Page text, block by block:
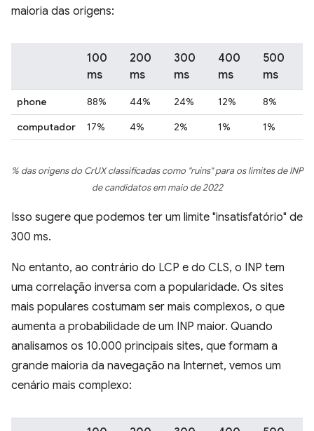
maioria das origens:
100
ms
200
ms
300
ms
400
ms
500
ms
phone 88% 44% 24% 12%
8%
computador
17% 4% 2% 1% 1%
% das origens do CrUX classificadas como "ruins" para os limites de INP
de candidatos em maio de 2022
Isso sugere que podemos ter um limite "insatisfatório" de
300 ms.
No entanto, ao contrário do LCP e do CLS, o INP tem
uma correlação inversa com a popularidade. Os sites
mais populares costumam ser mais complexos, o que
aumenta a probabilidade de um INP maior. Quando
analisamos os 10.000 principais sites, que formam a
grande maioria da navegação na Internet, vemos um
cenário mais complexo: